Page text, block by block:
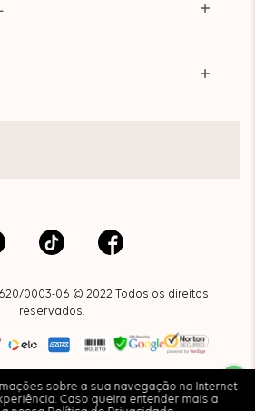
sobre a sua navegação na Internet
Caso queira entender mais a
0003-06 © 2022 Todos os direitos
reservados.